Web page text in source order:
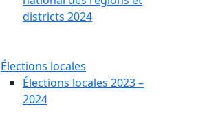
districts 2024
Élections locales
Élections locales 2023 –
2024